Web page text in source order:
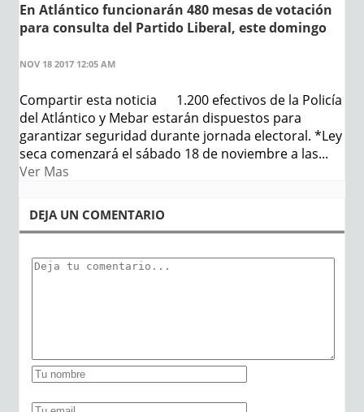
En Atlántico funcionarán 480 mesas de votación
para consulta del Partido Liberal, este domingo
NOV 18 2017 12:05 AM
Compartir esta noticia 1.200 efectivos de la Policía
del Atlántico y Mebar estarán dispuestos para
garantizar seguridad durante jornada electoral. *Ley
seca comenzará el sábado 18 de noviembre a las...
Ver Mas
DEJA UN COMENTARIO